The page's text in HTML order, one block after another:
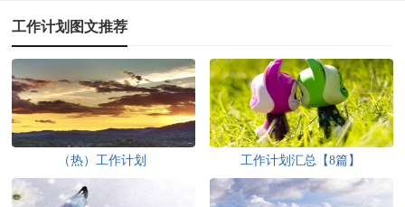
工作计划图文推荐
（热）工作计划 工作计划汇总【8篇】